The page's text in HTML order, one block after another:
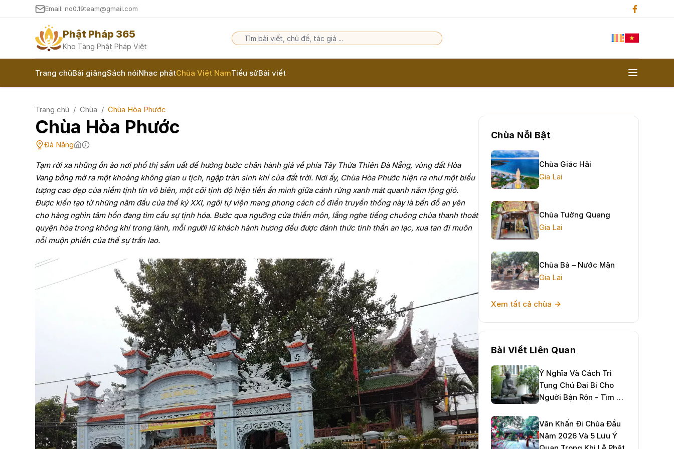
Email: no0.19team@gmail.com
Phật Pháp 365
Kho Tàng Phật Pháp Việt
Trang chủBài giảngSách nóiNhạc phậtChùa Việt NamTiểu sửBài viết
Trang chủ / Chùa / Chùa Hòa Phước
Chùa Hòa Phước
Đà Nẵng
Tạm rời xa những ồn ào nơi phố thị sầm uất để hướng bước chân hành giả về phía Tây Thừa Thiên Đà Nẵng, vùng đất Hòa
Vang bỗng mở ra một khoảng không gian u tịch, ngập tràn sinh khí của đất trời. Nơi ấy, Chùa Hòa Phước hiện ra như một biểu
tượng cao đẹp của niềm tịnh tín vô biên, một cõi tịnh độ hiện tiền ẩn mình giữa cánh rừng xanh mát quanh năm lộng gió.
Được kiến tạo từ những năm đầu của thế kỷ XXI, ngôi tự viện mang phong cách cổ điển truyền thống này là bến đỗ an yên
cho hàng nghìn tâm hồn đang tìm cầu sự tịnh hóa. Bước qua ngưỡng cửa thiền môn, lắng nghe tiếng chuông chùa thanh thoát
quyện hòa trong không khí trong lành, mỗi người lữ khách hành hương đều được đánh thức tinh thần an lạc, xua tan đi muôn
nỗi muộn phiền của thế sự trần lao.
Chùa Nỗi Bật
Chùa Giác Hải
Gia Lai
Chùa Tường Quang
Gia Lai
Chùa Bà – Nước Mặn
Gia Lai
Xem tất cả chùa
Bài Viết Liên Quan
Ý Nghĩa Và Cách Trì
Tụng Chú Đại Bi Cho
Người Bận Rộn - Tìm An
Văn Khấn Đi Chùa Đầu
Năm 2026 Và 5 Lưu Ý